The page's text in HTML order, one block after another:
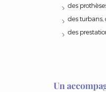
des
des turbans,
des
Un